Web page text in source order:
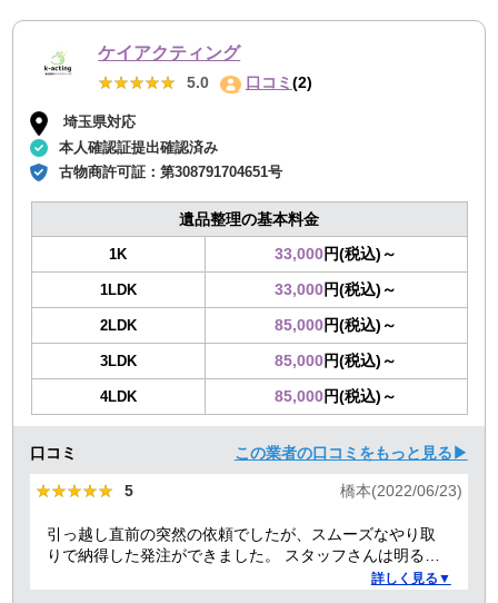
ケイアクティング
★★★★★
★★★★★ 5.0 口コミ(2)
埼玉県対応
本人確認証提出確認済み
古物商許可証：第308791704651号
遺品整理の基本料金
1K 33,000円(税込)～
1LDK 33,000円(税込)～
2LDK 85,000円(税込)～
3LDK 85,000円(税込)～
4LDK 85,000円(税込)～
口コミ この業者の口コミをもっと見る▶
★★★★★
★★★★★ 5 橋本(2022/06/23)
引っ越し直前の突然の依頼でしたが、スムーズなやり取
りで納得した発注ができました。 スタッフさんは明るく
て元気良く、その場で何か交渉されるといったこともな
詳しく見る▼